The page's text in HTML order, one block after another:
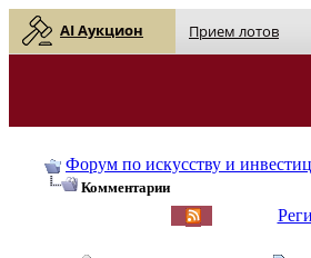
AI Аукцион Прием лотов
Форум по искусству и
Комментарии